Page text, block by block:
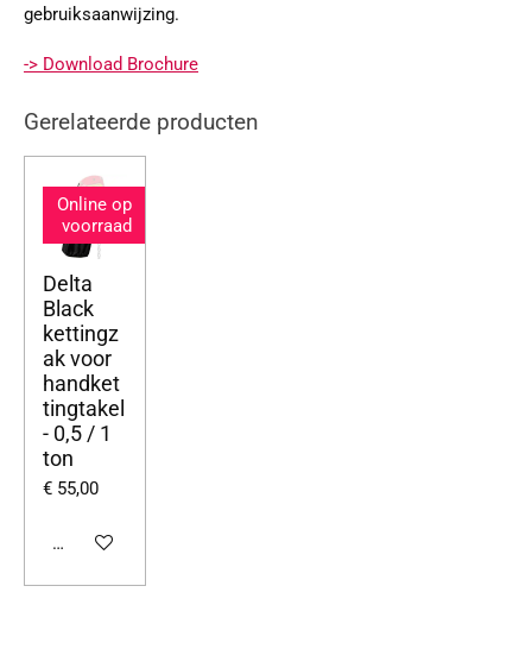
gebruiksaanwijzing.
-> Download Brochure
Gerelateerde producten
Online op
voorraad
Delta
Black
kettingz
ak voor
handket
tingtakel
- 0,5 / 1
ton
€ 55,00
Bekijk details